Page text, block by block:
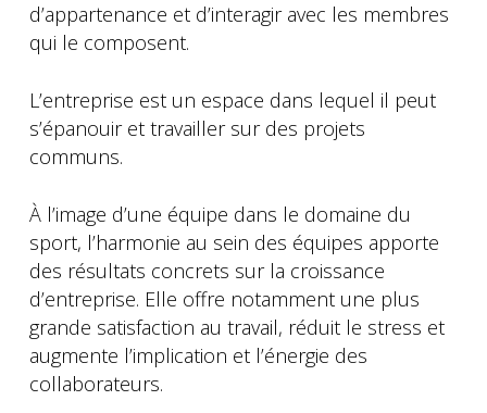
d’appartenance et d’interagir avec les membres
qui le composent.
L’entreprise est un espace dans lequel il peut
s’épanouir et travailler sur des projets
communs.
À l’image d’une équipe dans le domaine du
sport, l’harmonie au sein des équipes apporte
des résultats concrets sur la croissance
d’entreprise. Elle offre notamment une plus
grande satisfaction au travail, réduit le stress et
augmente l’implication et l’énergie des
collaborateurs.